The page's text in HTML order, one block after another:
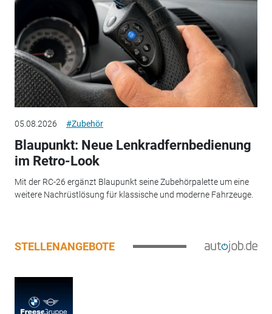
05.08.2026 #Zubehör
Blaupunkt: Neue Lenkradfernbedienung
im Retro-Look
Mit der RC-26 ergänzt Blaupunkt seine Zubehörpalette um eine
weitere Nachrüstlösung für klassische und moderne Fahrzeuge.
STELLENANGEBOTE